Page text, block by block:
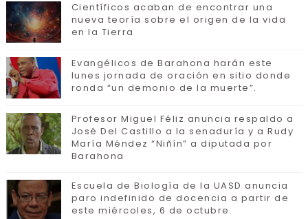
Científicos acaban de encontrar una
nueva teoría sobre el origen de la vida
en la Tierra
Evangélicos de Barahona harán este
lunes jornada de oración en sitio donde
ronda “un demonio de la muerte”.
Profesor Miguel Féliz anuncia respaldo a
José Del Castillo a la senaduría y a Rudy
María Méndez “Niñín” a diputada por
Barahona
Escuela de Biología de la UASD anuncia
paro indefinido de docencia a partir de
este miércoles, 6 de octubre.